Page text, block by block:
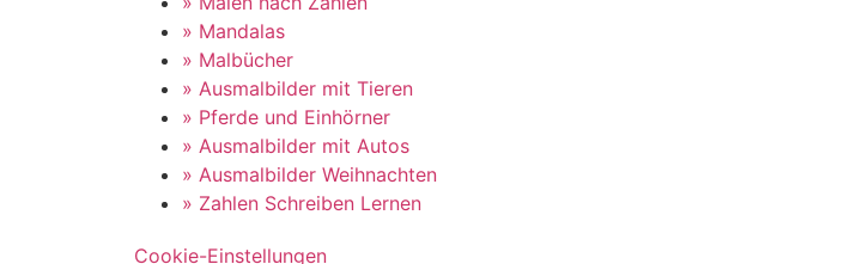
» Mandalas
» Malbücher
» Ausmalbilder mit Tieren
» Pferde und Einhörner
» Ausmalbilder mit Autos
» Ausmalbilder Weihnachten
» Zahlen Schreiben Lernen
Cookie-Einstellungen